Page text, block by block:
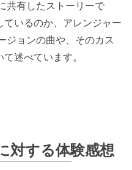
共有したストーリーで
いるのか、アレンジャー
ジョンの曲や、そのカス
述べています。
対する体験感想